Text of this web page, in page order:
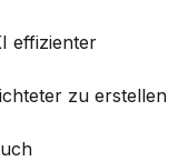
effizienter
zu erstellen